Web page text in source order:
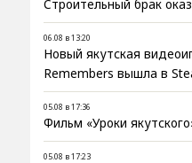
Строительный брак
06.08 в 13:20
Новый якутская
Remembers вышла в
05.08 в 17:36
Фильм «Уроки
05.08 в 17:23